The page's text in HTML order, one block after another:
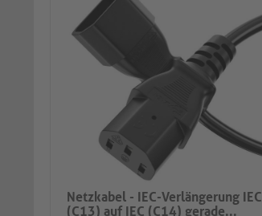
Netzkabel - IEC-Verlängerung IEC
(C13) auf IEC (C14) gerade...